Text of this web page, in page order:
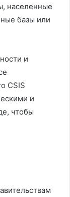
населенные
базы или
и
CSIS
и
чтобы